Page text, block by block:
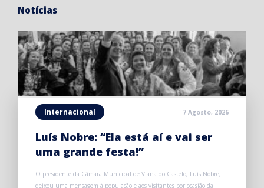
Notícias
Internacional 7 Agosto, 2026
Luís Nobre: “Ela está aí e vai ser
uma grande festa!”
O presidente da Câmara Municipal de Viana do Castelo, Luís Nobre,
deixou uma mensagem à população e aos visitantes por ocasião da